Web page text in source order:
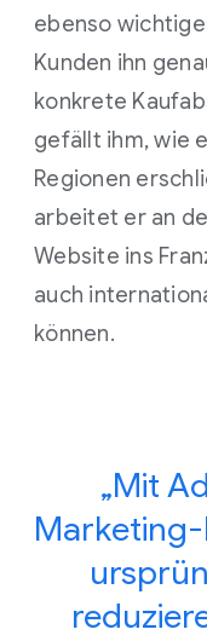
ebenso
Kunden ihn
konkrete
gefällt ihm, wie
Regionen
arbeitet er an
Website ins
auch
können.
„Mit
Marketing-